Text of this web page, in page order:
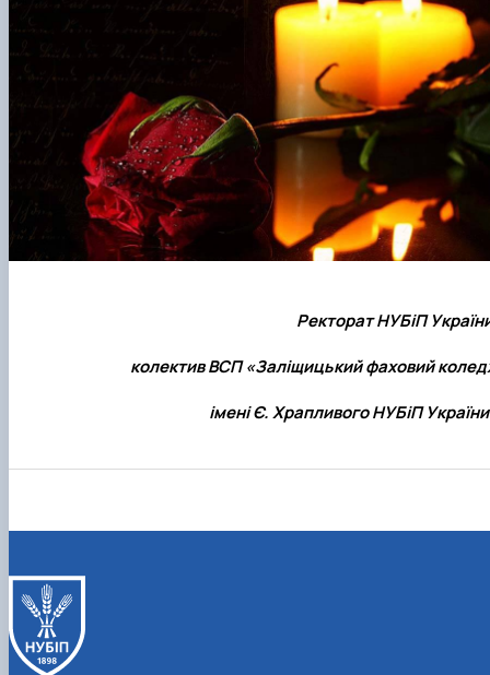
Ректорат НУБіП
колектив ВСП «Заліщицький фаховий
імені Є. Храпливого НУБіП